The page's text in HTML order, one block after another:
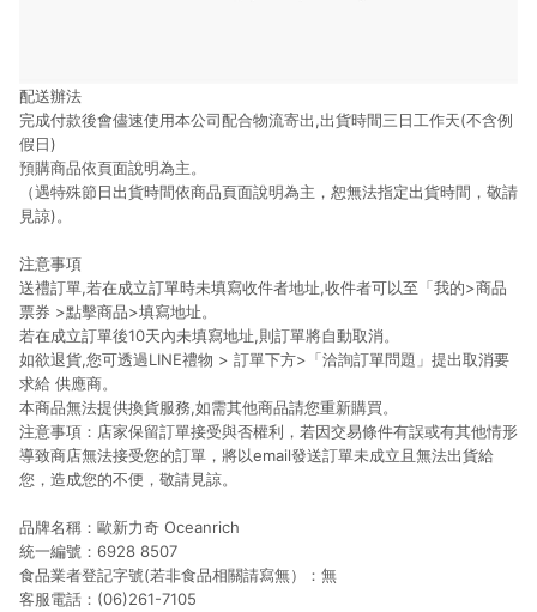
配送辦法
完成付款後會儘速使用本公司配合物流寄出,出貨時間三日工作天(不含例
假日)
預購商品依頁面說明為主。
（遇特殊節日出貨時間依商品頁面說明為主，恕無法指定出貨時間，敬請
見諒)。
注意事項
送禮訂單,若在成立訂單時未填寫收件者地址,收件者可以至「我的>商品
票券 >點擊商品>填寫地址。
若在成立訂單後10天內未填寫地址,則訂單將自動取消。
如欲退貨,您可透過LINE禮物 > 訂單下方>「洽詢訂單問題」提出取消要
求給 供應商。
本商品無法提供換貨服務,如需其他商品請您重新購買。
注意事項：店家保留訂單接受與否權利，若因交易條件有誤或有其他情形
導致商店無法接受您的訂單，將以email發送訂單未成立且無法出貨給
您，造成您的不便，敬請見諒。
品牌名稱：歐新力奇 Oceanrich
統一編號：6928 8507
食品業者登記字號(若非食品相關請寫無）：無
客服電話：(06)261-7105